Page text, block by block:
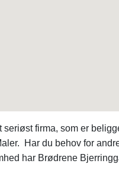
firma, som er
Har du behov for
har Brødrene